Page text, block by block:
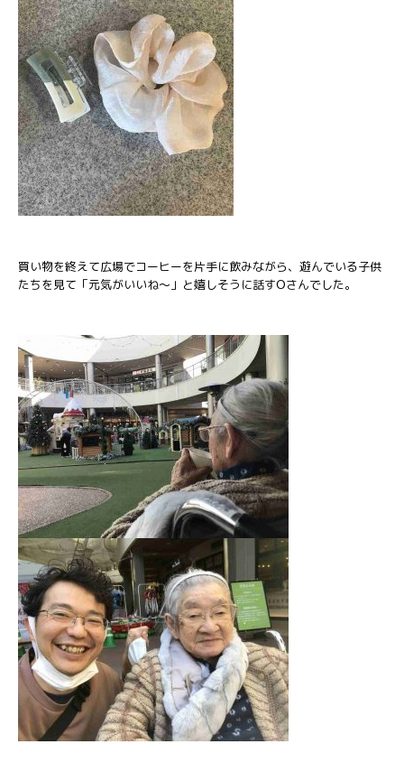
買い物を終えて広場でコーヒーを片手に飲みながら、遊んでいる子供
たちを見て「元気がいいね～」と嬉しそうに話すOさんでした。